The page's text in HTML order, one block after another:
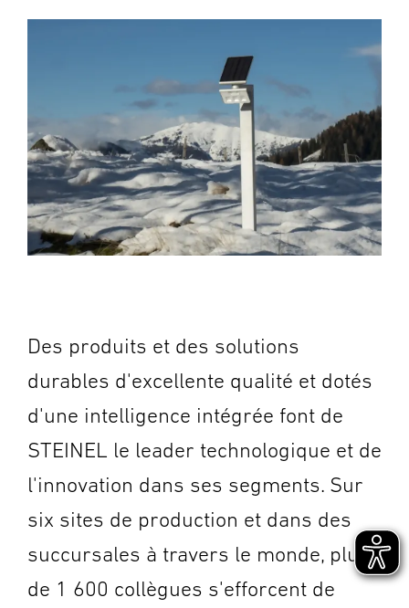
Des produits et des solutions
durables d'excellente qualité et dotés
d'une intelligence intégrée font de
STEINEL le leader technologique et de
l'innovation dans ses segments. Sur
six sites de production et dans des
succursales à travers le monde, plus
de 1 600 collègues s'efforcent de